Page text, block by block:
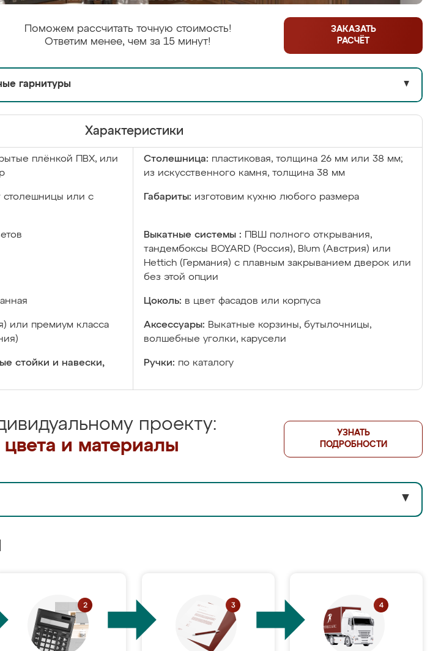
Поможем рассчитать точную стоимость!
Ответим менее, чем за 15 минут!
ЗАКАЗАТЬ
РАСЧЁТ
гарнитуры ▼
Характеристики
плёнкой ПВХ, или
Столешница: пластиковая, толщина 26 мм или 38 мм;
из искусственного камня, толщина 38 мм
или с
Габариты: изготовим кухню любого размера
Выкатные системы :
ПВШ полного открывания,
тандембоксы BOYARD (Россия), Blum (Австрия) или
Hettich (Германия) с плавным закрыванием дверок или
без этой опции
Цоколь: в цвет фасадов или корпуса
или премиум класса
Аксессуары: Выкатные корзины, бутылочницы,
волшебные уголки, карусели
стойки и навески,
Ручки: по каталогу
проекту:
и материалы
УЗНАТЬ
ПОДРОБНОСТИ
▼